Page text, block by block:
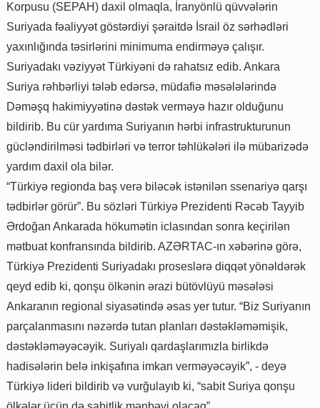
Korpusu (SEPAH) daxil olmaqla, İranyönlü qüvvələrin
Suriyada fəaliyyət göstərdiyi şəraitdə İsrail öz sərhədləri
yaxınlığında təsirlərini minimuma endirməyə çalışır.
Suriyadakı vəziyyət Türkiyəni də rahatsız edib. Ankara
Suriya rəhbərliyi tələb edərsə, müdafiə məsələlərində
Dəməşq hakimiyyətinə dəstək verməyə hazır olduğunu
bildirib. Bu cür yardıma Suriyanın hərbi infrastrukturunun
gücləndirilməsi tədbirləri və terror təhlükələri ilə mübarizədə
yardım daxil ola bilər.
“Türkiyə regionda baş verə biləcək istənilən ssenariyə qarşı
tədbirlər görür”. Bu sözləri Türkiyə Prezidenti Rəcəb Tayyib
Ərdoğan Ankarada hökumətin iclasından sonra keçirilən
mətbuat konfransında bildirib. AZƏRTAC-ın xəbərinə görə,
Türkiyə Prezidenti Suriyadakı proseslərə diqqət yönəldərək
qeyd edib ki, qonşu ölkənin ərazi bütövlüyü məsələsi
Ankaranın regional siyasətində əsas yer tutur. “Biz Suriyanın
parçalanmasını nəzərdə tutan planları dəstəkləməmişik,
dəstəkləməyəcəyik. Suriyalı qardaşlarımızla birlikdə
hadisələrin belə inkişafına imkan verməyəcəyik”, - deyə
Türkiyə lideri bildirib və vurğulayıb ki, “sabit Suriya qonşu